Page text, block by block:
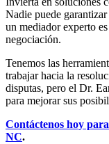
Nadie puede
un mediador experto
negociación.
Tenemos las
trabajar hacia la
disputas, pero el Dr.
para mejorar sus
Contáctenos hoy
NC.